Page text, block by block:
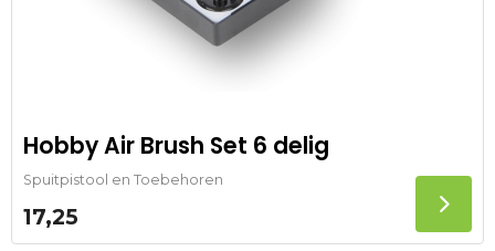
Hobby Air Brush Set 6 delig
Spuitpistool en Toebehoren
17,25